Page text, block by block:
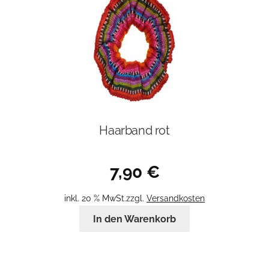
Haarband rot
7,90 €
inkl. 20 % MwSt.zzgl. Versandkosten
In den Warenkorb